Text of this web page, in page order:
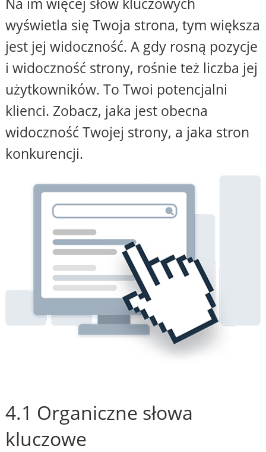
Na im więcej słów kluczowych
wyświetla się Twoja strona, tym większa
jest jej widoczność. A gdy rosną pozycje
i widoczność strony, rośnie też liczba jej
użytkowników. To Twoi potencjalni
klienci. Zobacz, jaka jest obecna
widoczność Twojej strony, a jaka stron
konkurencji.
4.1 Organiczne słowa
kluczowe